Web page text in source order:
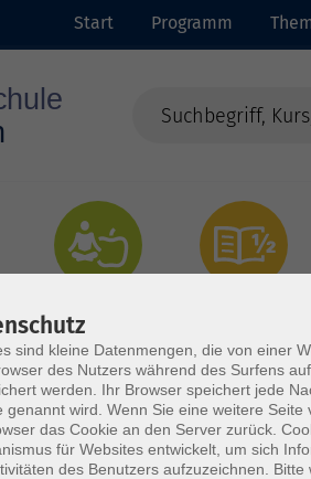
Start Programm
sind kleine Datenmengen, die von einer
des Nutzers während des Surfens
werden. Ihr Browser speichert jede
genannt wird. Wenn Sie eine weitere
das Cookie an den Server zurück.
für Websites entwickelt, um sich
des Benutzers aufzuzeichnen. Bitte